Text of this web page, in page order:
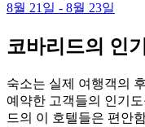
8월 21일 - 8월 23일
코바리드의 인
숙소는 실제 여행객의
예약한 고객들의 인기
드의 이 호텔들은 편안